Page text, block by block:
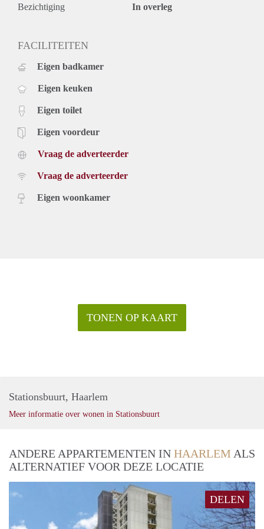
Voorschot g/w/e/tv internet € 150,- per maand;
Verhuurder heeft recht van gunning.
Bezichtiging In overleg
FACILITEITEN
Eigen badkamer
Eigen keuken
Eigen toilet
Eigen voordeur
Vraag de adverteerder
Vraag de adverteerder
Eigen woonkamer
TONEN OP KAART
Stationsbuurt, Haarlem
Meer informatie over wonen in Stationsbuurt
ANDERE APPARTEMENTEN IN HAARLEM ALS
ALTERNATIEF VOOR DEZE LOCATIE
DELEN